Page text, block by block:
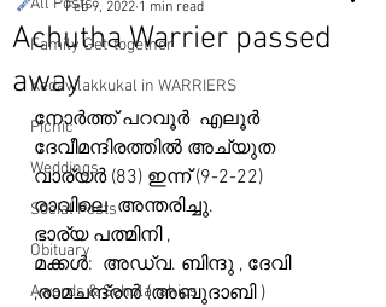
All Posts
Family Get-together
Kedavilakkukal in WARRIERS
Picnic
Weddings
Social Posts
Obituary
Awards & Scholarships
Achutha Warrier passed
away
Feb 9, 2022 1 min read
നോര്‍ത്ത് പറവൂര്‍  എലൂര്‍
ദേവീമന്ദിരത്തിൽ അച്യുത
വാര്യർ (83) ഇന്ന് (9-2-22)
രാവിലെ  അന്തരിച്ചു.
ഭാര്യ പത്മിനി ,
മക്കള്‍:  അഡ്വ. ബിന്ദു , ദേവി
,രാമചന്ദ്രന്‍ (അബുദാബി )